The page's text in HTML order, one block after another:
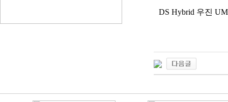
DS Hybrid 우진